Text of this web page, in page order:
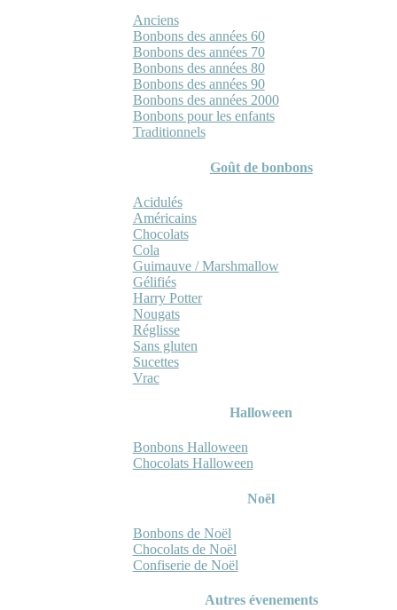
Anciens
Bonbons des années 60
Bonbons des années 70
Bonbons des années 80
Bonbons des années 90
Bonbons des années 2000
Bonbons pour les enfants
Traditionnels
Goût de bonbons
Acidulés
Américains
Chocolats
Cola
Guimauve / Marshmallow
Gélifiés
Harry Potter
Nougats
Réglisse
Sans gluten
Sucettes
Vrac
Halloween
Bonbons Halloween
Chocolats Halloween
Noël
Bonbons de Noël
Chocolats de Noël
Confiserie de Noël
Autres évenements